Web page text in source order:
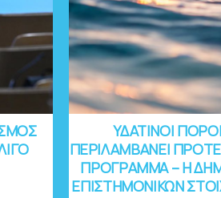
ΥΔΑΤΙΝΟΙ
ΠΕΡΙΛΑΜΒΑΝΕΙ
ΠΡΟΓΡΑΜΜΑ – Η
ΕΠΙΣΤΗΜΟΝΙΚΩΝ